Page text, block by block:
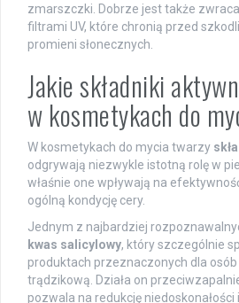
zmarszczki. Dobrze jest także
filtrami UV, które chronią przed
promieni słonecznych.
Jakie składniki
w kosmetykach do
W kosmetykach do mycia twarzy
odgrywają niezwykle istotną rolę w
właśnie one wpływają na
ogólną kondycję cery.
Jednym z najbardziej
kwas salicylowy, który szczególnie
produktach przeznaczonych dla osób
trądzikową. Działa on
pozwala na redukcję